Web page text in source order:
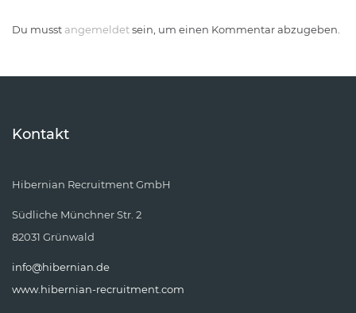
Du musst angemeldetsein, um einen Kommentar abzugeben.
Kontakt
Hibernian Recruitment GmbH
Südliche Münchner Str. 2
82031 Grünwald
info@hibernian.de
www.hibernian-recruitment.com